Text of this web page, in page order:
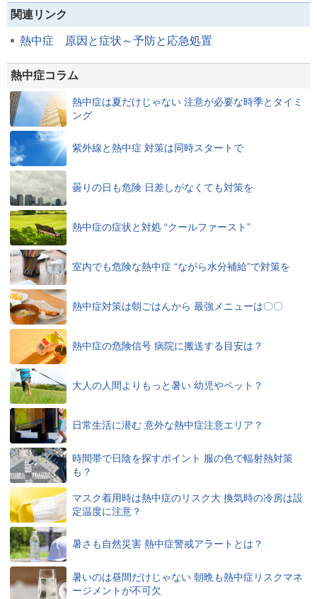
関連リンク
熱中症 原因と症状～予防と応急処置
熱中症コラム
熱中症は夏だけじゃない 注意が必要な時季とタイミ
ング
紫外線と熱中症 対策は同時スタートで
曇りの日も危険 日差しがなくても対策を
熱中症の症状と対処 “クールファースト”
室内でも危険な熱中症 “ながら水分補給”で対策を
熱中症対策は朝ごはんから 最強メニューは〇〇
熱中症の危険信号 病院に搬送する目安は？
大人の人間よりもっと暑い 幼児やペット？
日常生活に潜む 意外な熱中症注意エリア？
時間帯で日陰を探すポイント 服の色で輻射熱対策
も？
マスク着用時は熱中症のリスク大 換気時の冷房は設
定温度に注意？
暑さも自然災害 熱中症警戒アラートとは？
暑いのは昼間だけじゃない 朝晩も熱中症リスクマネ
ージメントが不可欠